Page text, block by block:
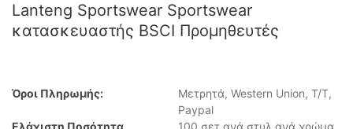
Lanteng Sportswear Sportswear
κατασκευαστής BSCI Προμηθευτές
Όροι Πληρωμής:
Μετρητά, Western Union, T/T,
Paypal